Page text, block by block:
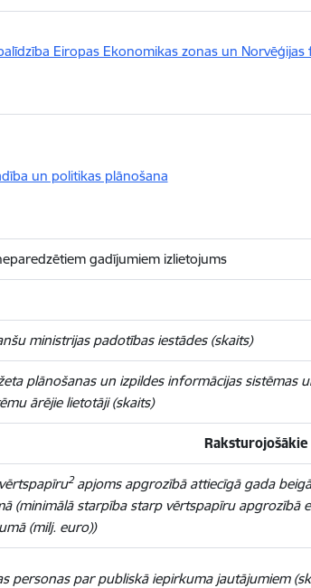
Eiropas Ekonomikas zonas un
un politikas plānošana
gadījumiem izlietojums
ministrijas padotības iestādes (skaits)
plānošanas un izpildes informācijas sistēmas
ārējie lietotāji (skaits)
2apjoms apgrozībā attiecīgā gada
(minimālā starpība starp vērtspapīru apgrozībā
(milj. euro))
personas par publiskā iepirkuma jautājumiem